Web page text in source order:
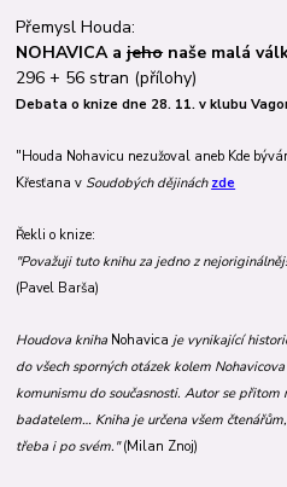
Přemysl Houda:
NOHAVICA ajehonaše malá
296 + 56 stran (přílohy)
Debata o knize dne 28. 11. v klubu
"Houda Nohavicu nezužoval aneb Kde
Křesťana v Soudobých dějinách zde
Řekli o knize:
"Považuji tuto knihu za jedno z
(Pavel Barša)
Houdova kniha Nohavica je vynikající
do všech sporných otázek kolem
komunismu do současnosti. Autor se
badatelem… Kniha je určena všem
třeba i po svém."(Milan Znoj)